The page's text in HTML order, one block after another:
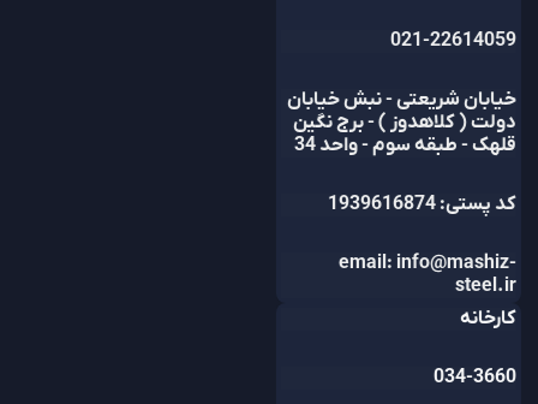
021-22614059
خیابان شریعتی - نبش خیابان
دولت ( کلاهدوز ) - برج نگین
قلهک - طبقه سوم - واحد 34
کد پستی: 1939616874
email: info@mashiz-
steel.ir
کارخانه
034-3660